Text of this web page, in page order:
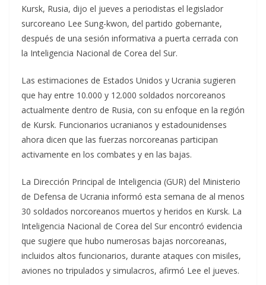
Kursk, Rusia, dijo el jueves a periodistas el legislador
surcoreano Lee Sung-kwon, del partido gobernante,
después de una sesión informativa a puerta cerrada con
la Inteligencia Nacional de Corea del Sur.
Las estimaciones de Estados Unidos y Ucrania sugieren
que hay entre 10.000 y 12.000 soldados norcoreanos
actualmente dentro de Rusia, con su enfoque en la región
de Kursk. Funcionarios ucranianos y estadounidenses
ahora dicen que las fuerzas norcoreanas participan
activamente en los combates y en las bajas.
La Dirección Principal de Inteligencia (GUR) del Ministerio
de Defensa de Ucrania informó esta semana de al menos
30 soldados norcoreanos muertos y heridos en Kursk. La
Inteligencia Nacional de Corea del Sur encontró evidencia
que sugiere que hubo numerosas bajas norcoreanas,
incluidos altos funcionarios, durante ataques con misiles,
aviones no tripulados y simulacros, afirmó Lee el jueves.